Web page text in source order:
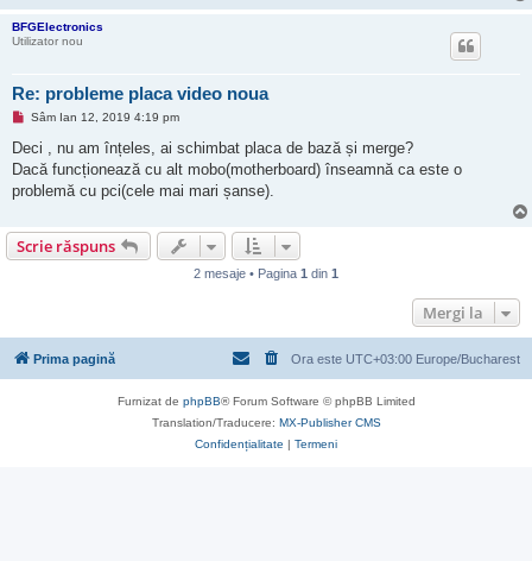
BFGElectronics
Utilizator nou
Re: probleme placa video noua
M
s
j
n
i
t
i
Sâm Ian 12, 2019 4:19 pm
Deci , nu am înțeles, ai schimbat placa de bază și merge?
Dacă funcționează cu alt mobo(motherboard) înseamnă ca este o
problemă cu pci(cele mai mari șanse).
Scrie răspuns
2 mesaje • Pagina 1 din 1
Mergi la
Prima pagină Ora este UTC+03:00 Europe/Bucharest
Furnizat de phpBB® Forum Software © phpBB Limited
Translation/Traducere: MX-Publisher CMS
Confidențialitate | Termeni